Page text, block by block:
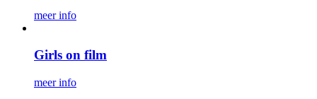
meer info
Girls on film
meer info